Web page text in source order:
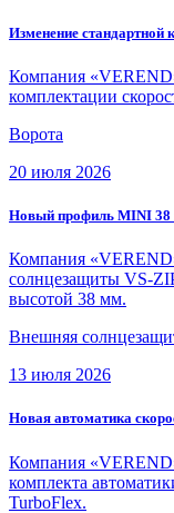
Изменение стандартной
Компания
комплектации
Ворота
20 июля 2026
Новый профиль MINI 38
Компания
солнцезащиты VS-
высотой 38 мм.
Внешняя
13 июля 2026
Новая автоматика
Компания
комплекта
TurboFlex.